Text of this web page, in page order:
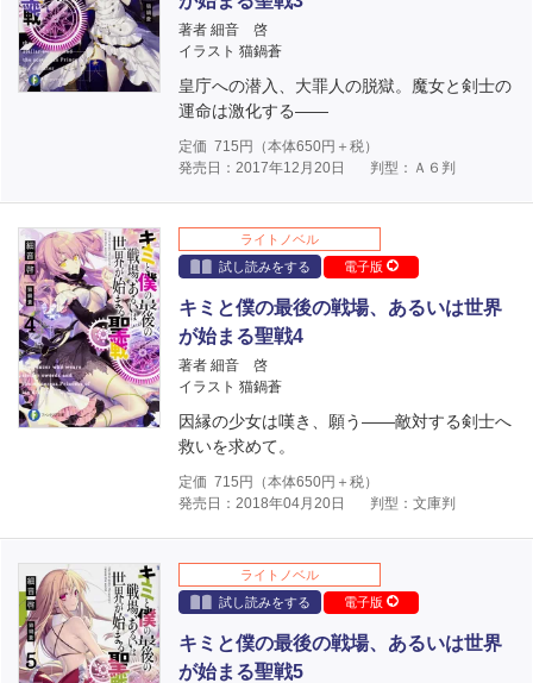
著者 細音 啓
イラスト 猫鍋蒼
皇庁への潜入、大罪人の脱獄。魔女と剣士の
運命は激化する――
定価 715 円（本体650円＋税）
発売日：2017年12月20日
判型：Ａ６判
ライトノベル
試し読みをする
電子版
キミと僕の最後の戦場、あるいは世界
が始まる聖戦4
著者 細音 啓
イラスト 猫鍋蒼
因縁の少女は嘆き、願う――敵対する剣士へ
救いを求めて。
定価 715 円（本体650円＋税）
発売日：2018年04月20日
判型：文庫判
ライトノベル
試し読みをする
電子版
キミと僕の最後の戦場、あるいは世界
が始まる聖戦5